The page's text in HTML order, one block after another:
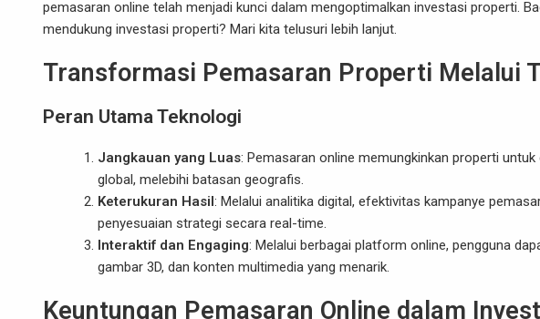
pemasaran online telah menjadi kunci dalam mengoptimalkan investasi properti.
mendukung investasi properti? Mari kita telusuri lebih lanjut.
Transformasi Pemasaran Properti Melalui
Peran Utama Teknologi
Jangkauan yang Luas: Pemasaran online memungkinkan properti
global, melebihi batasan geografis.
Keterukuran Hasil: Melalui analitika digital, efektivitas kampanye
penyesuaian strategi secara real-time.
Interaktif dan Engaging: Melalui berbagai platform online, pengguna
gambar 3D, dan konten multimedia yang menarik.
Keuntungan Pemasaran Online dalam